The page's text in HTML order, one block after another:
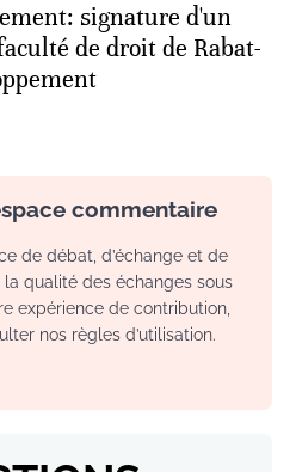
signature d'un
de droit de Rabat-
commentaire
de débat, d’échange et de
qualité des échanges sous
expérience de contribution,
nos règles d’utilisation.